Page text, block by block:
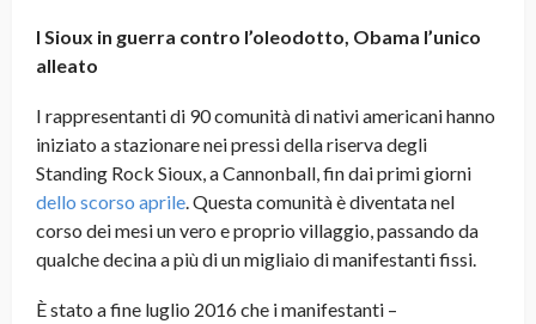
I Sioux in guerra contro l’oleodotto, Obama l’unico
alleato
I rappresentanti di 90 comunità di nativi americani hanno
iniziato a stazionare nei pressi della riserva degli
Standing Rock Sioux, a Cannonball, fin dai primi giorni
dello scorso aprile. Questa comunità è diventata nel
corso dei mesi un vero e proprio villaggio, passando da
qualche decina a più di un migliaio di manifestanti fissi.
È stato a fine luglio 2016 che i manifestanti –